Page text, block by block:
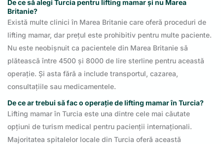
De ce să alegi Turcia pentru lifting mamar și nu Marea
Britanie?
Există multe clinici în Marea Britanie care oferă proceduri de
lifting mamar, dar prețul este prohibitiv pentru multe paciente.
Nu este neobișnuit ca pacientele din Marea Britanie să
plătească între 4500 și 8000 de lire sterline pentru această
operație. Și asta fără a include transportul, cazarea,
consultațiile sau medicamentele.
De ce ar trebui să fac o operație de lifting mamar în Turcia?
Lifting mamar în Turcia este una dintre cele mai căutate
opțiuni de turism medical pentru pacienții internaționali.
Majoritatea spitalelor locale din Turcia oferă această